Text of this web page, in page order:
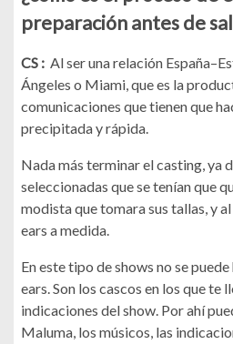
preparación antes de
CS : Al ser una relación
Ángeles o Miami, que es la
comunicaciones que tienen que
precipitada y rápida.
Nada más terminar el casting, ya
seleccionadas que se tenían que
modista que tomara sus tallas, y
ears a medida.
En este tipo de shows no se
ears. Son los cascos en los que te
indicaciones del show. Por ahí
Maluma, los músicos, las